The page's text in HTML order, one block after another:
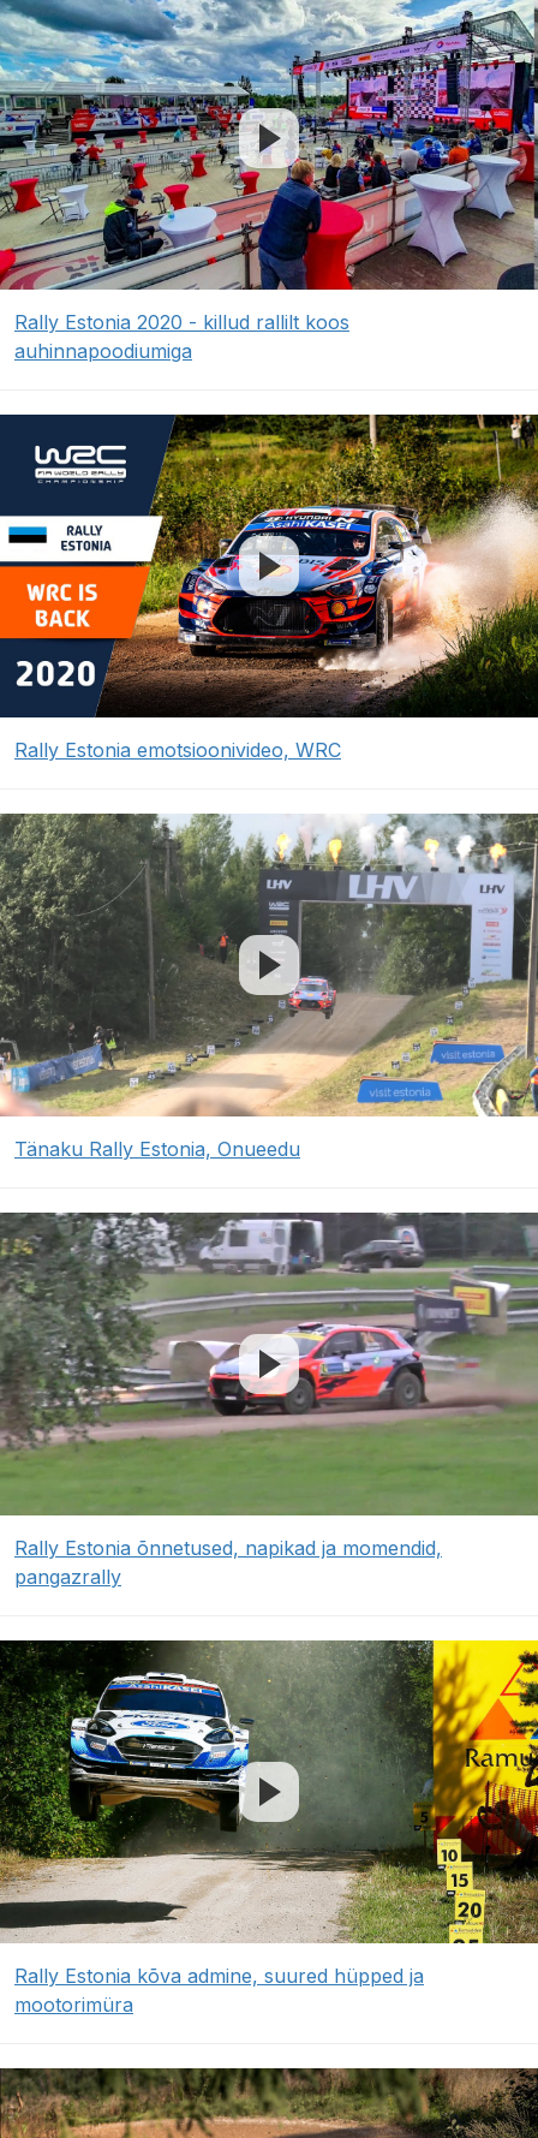
Rally Estonia 2020 - killud rallilt koos
auhinnapoodiumiga
Rally Estonia emotsioonivideo, WRC
Tänaku Rally Estonia, Onueedu
Rally Estonia õnnetused, napikad ja momendid,
pangazrally
Rally Estonia kõva admine, suured hüpped ja
mootorimüra